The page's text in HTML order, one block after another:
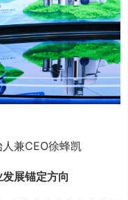
兼CEO徐蜂凯
展锚定方向